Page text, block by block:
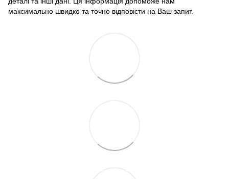
максимально швидко та точно відповісти на Ваш запит.